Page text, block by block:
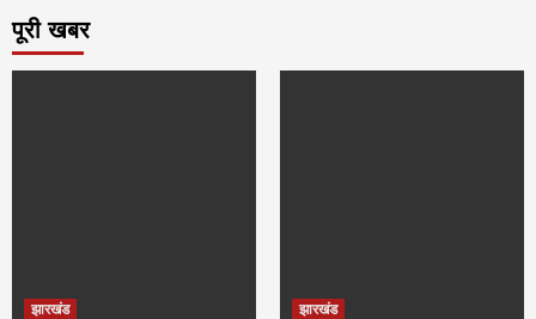
पूरी खबर
झारखंड झारखंड